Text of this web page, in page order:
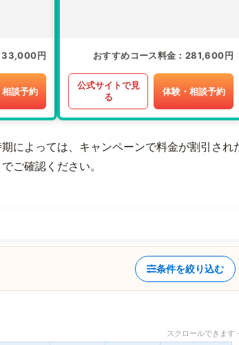
33,000円
談予約
おすすめコース料金 281,600円
公式サイトで見
る
体験・相談予約
によっては、キャンペーンで料金が割引され
ご確認ください。
条件を絞り込む
スクロールできま